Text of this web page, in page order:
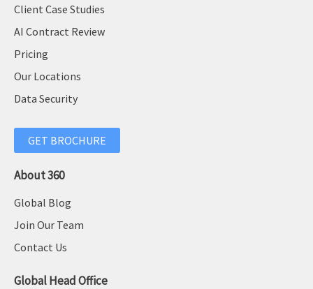
Client Case Studies
AI Contract Review
Pricing
Our Locations
Data Security
GET BROCHURE
About 360
Global Blog
Join Our Team
Contact Us
Global Head Office